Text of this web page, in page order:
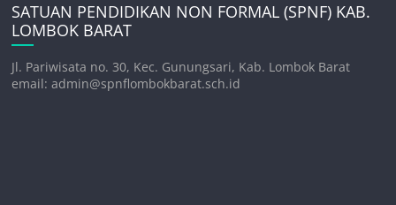
SATUAN PENDIDIKAN NON FORMAL (SPNF) KAB.
LOMBOK BARAT
Jl. Pariwisata no. 30, Kec. Gunungsari, Kab. Lombok Barat
email: admin@spnflombokbarat.sch.id